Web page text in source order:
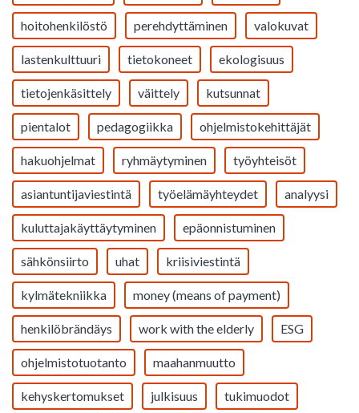
hoitohenkilöstö perehdyttäminen valokuvat
lastenkulttuuri tietokoneet ekologisuus
tietojenkäsittely väittely kutsunnat
pientalot pedagogiikka ohjelmistokehittäjät
hakuohjelmat ryhmäytyminen työyhteisöt
asiantuntijaviestintä työelämäyhteydet analyysi
kuluttajakäyttäytyminen epäonnistuminen
sähkönsiirto uhat kriisiviestintä
kylmätekniikka money (means of payment)
henkilöbrändäys work with the elderly ESG
ohjelmistotuotanto maahanmuutto
kehyskertomukset julkisuus tukimuodot